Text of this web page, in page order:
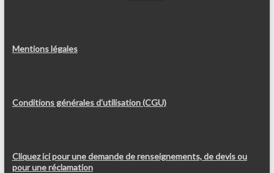
Mentions légales
Conditions générales d'utilisation (CGU)
Cliquez ici pour une demande de renseignements, de devis ou
pour une réclamation